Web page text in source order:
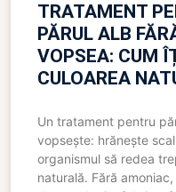
TRATAMENT
PĂRUL ALB
VOPSEA: CUM
CULOAREA
Un tratament pentru
vopsește: hrănește
organismul să redea
naturală. Fără